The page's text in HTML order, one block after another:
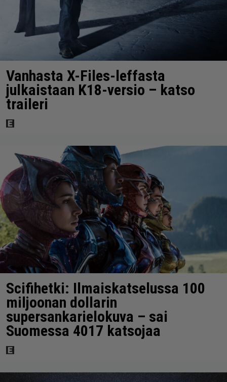
Vanhasta X-Files-leffasta
julkaistaan K18-versio – katso
traileri
Scifihetki: Ilmaiskatselussa 100
miljoonan dollarin
supersankarielokuva – sai
Suomessa 4017 katsojaa